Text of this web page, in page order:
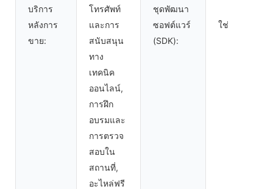
บริการ
หลังการ
ขาย:
โทรศัพท์
และการ
สนับสนุน
ทาง
เทคนิค
ออนไลน์,
การฝึก
อบรมและ
การตรวจ
สอบใน
สถานที่,
อะไหล่ฟรี
ชุดพัฒนา
ซอฟต์แวร์
(SDK):
ใช่